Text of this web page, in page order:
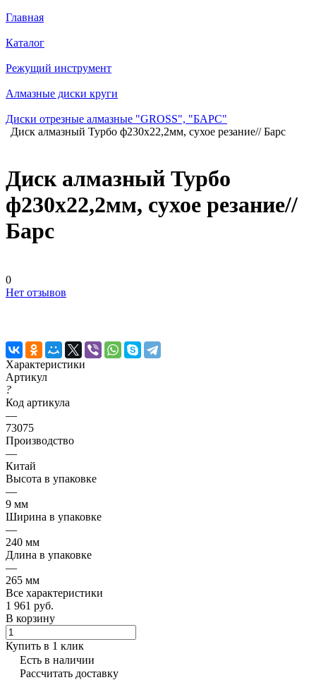
Главная
Каталог
Режущий инструмент
Алмазные диски круги
Диски отрезные алмазные "GROSS", "БАРС"
Диск алмазный Турбо ф230х22,2мм, сухое резание// Барс
Диск алмазный Турбо
ф230х22,2мм, сухое резание//
Барс
0
Нет отзывов
Характеристики
Артикул
?
Код артикула
—
73075
Производство
—
Китай
Высота в упаковке
—
9 мм
Ширина в упаковке
—
240 мм
Длина в упаковке
—
265 мм
Все характеристики
1 961 руб.
В корзину
Купить в 1 клик
Есть в наличии
Рассчитать доставку